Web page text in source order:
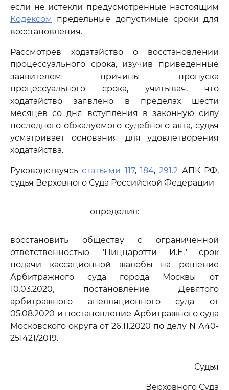
если не истекли предусмотренные настоящим
Кодексом
предельные допустимые сроки для
восстановления.
Рассмотрев ходатайство о восстановлении
процессуального срока, изучив приведенные
заявителем причины пропуска
процессуального срока, учитывая, что
ходатайство заявлено в пределах шести
месяцев со дня вступления в законную силу
последнего обжалуемого судебного акта, судья
усматривает основания для удовлетворения
ходатайства.
Руководствуясьстатьями 117,184,291.2 АПК РФ,
судья Верховного Суда Российской Федерации
определил:
восстановить обществу с ограниченной
ответственностью "Пиццаротти И.Е." срок
подачи кассационной жалобы на решение
Арбитражного суда города Москвы от
10.03.2020, постановление Девятого
арбитражного апелляционного суда от
05.08.2020 и постановление Арбитражного суда
Московского округа от 26.11.2020 по делу N А40-
251421/2019.
Судья
Верховного Суда